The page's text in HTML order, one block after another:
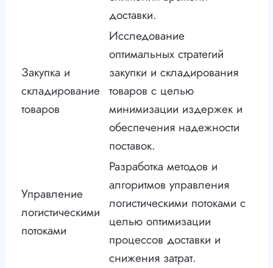
доставки.
Закупка и
складирование
товаров
Исследование
оптимальных стратегий
закупки и складирования
товаров с целью
минимизации издержек и
обеспечения надежности
поставок.
Управление
логистическими
потоками
Разработка методов и
алгоритмов управления
логистическими потоками с
целью оптимизации
процессов доставки и
снижения затрат.